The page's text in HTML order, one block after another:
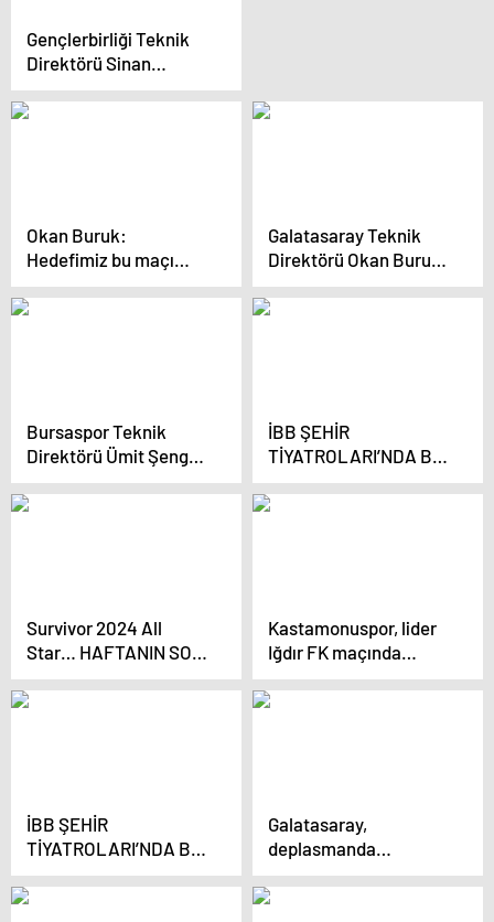
Gençlerbirliği Teknik
Direktörü Sinan
Kaloğlu, Eryaman
Stadı’nın zemini
Okan Buruk:
Hedefimiz bu maçı
kazanarak bir sonraki
maçın avantajını
Galatasaray Teknik
Direktörü Okan Buruk:
Hedefimiz bu maçı
kazanarak bir sonraki
Bursaspor Teknik
Direktörü Ümit Şengül:
‘Taraftarımız bize
inansın, desteklesin’
İBB ŞEHİR
TİYATROLARI’NDA BU
HAFTA!..
Survivor 2024 All
Star… HAFTANIN SON
ELEME ADAYI BELLİ
OLDU!
Kastamonuspor, lider
Iğdır FK maçında
galibiyet hedefliyor
İBB ŞEHİR
TİYATROLARI’NDA BU
HAFTA!
Galatasaray,
deplasmanda
Samsunspor’u 2-0
mağlup etti